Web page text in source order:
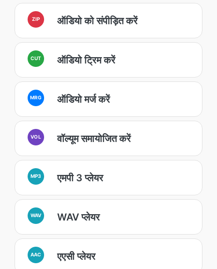
ZIP ऑडियो को संपीड़ित करें
CUT ऑडियो ट्रिम करें
MRG ऑडियो मर्ज करें
VOL वॉल्यूम समायोजित करें
MP3 एमपी 3 प्लेयर
WAV WAV प्लेयर
AAC एएसी प्लेयर